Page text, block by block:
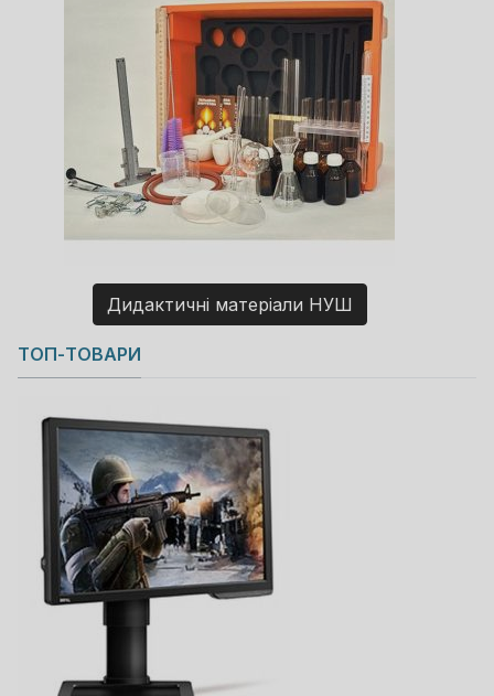
Дидактичні матеріали НУШ
Copyright MAXXmarketing GmbH
JoomShopping Download & Support
ТОП-ТОВАРИ